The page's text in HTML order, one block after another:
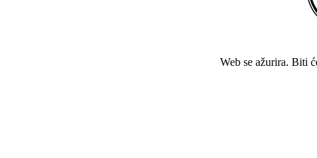
Web se ažurira. Biti